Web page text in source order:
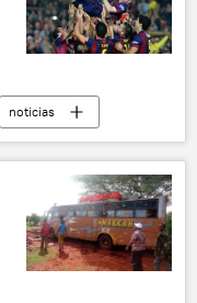
noticias